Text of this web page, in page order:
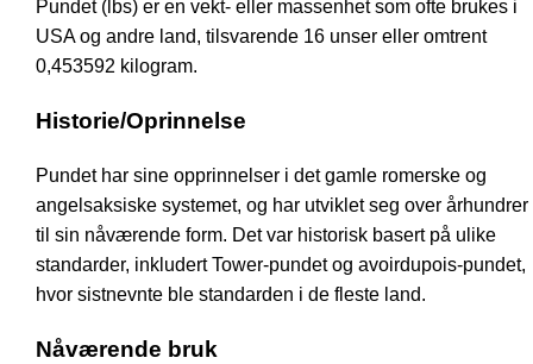
Pundet (lbs) er en vekt- eller massenhet som ofte brukes i
USA og andre land, tilsvarende 16 unser eller omtrent
0,453592 kilogram.
Historie/Oprinnelse
Pundet har sine opprinnelser i det gamle romerske og
angelsaksiske systemet, og har utviklet seg over århundrer
til sin nåværende form. Det var historisk basert på ulike
standarder, inkludert Tower-pundet og avoirdupois-pundet,
hvor sistnevnte ble standarden i de fleste land.
Nåværende bruk